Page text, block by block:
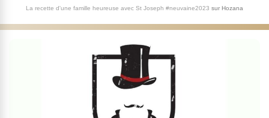
La recette d'une famille heureuse avec St Joseph #neuvaine2023 sur Hozana